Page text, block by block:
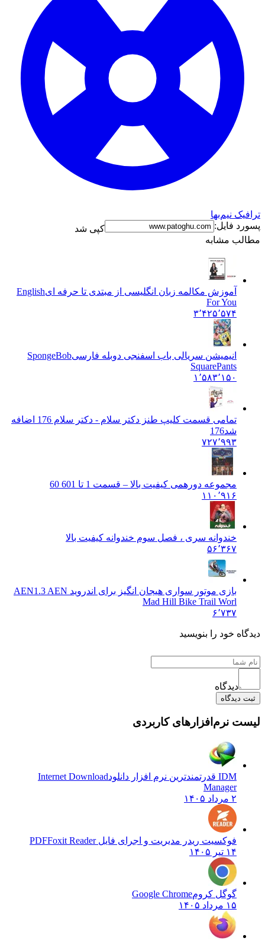
ترافیک نیم‌بها
پسورد فایل:
کپی شد
مطالب مشابه
آموزش مکالمه زبان انگلیسی از مبتدی تا حرفه ایEnglish
For You
۳٬۴۲۵٬۵۷۴
انیمیشن سریالی باب اسفنجی دوبله فارسیSpongeBob
SquarePants
۱٬۵۸۳٬۱۵۰
تمامی قسمت کلیپ طنز دکتر سلام - دکتر سلام 176 اضافه
شد176
۷۲۷٬۹۹۳
مجموعه دورهمی کیفیت بالا – قسمت 1 تا 60
1 60
۱۱۰٬۹۱۶
خندوانه سری ، فصل سوم خندوانه کیفیت بالا
۵۶٬۳۶۷
بازی موتور سواری هیجان انگیز برای اندروید AEN 1.3 AEN
Mad Hill Bike Trail Worl
۶٬۷۳۷
دیدگاه خود را بنویسید
دیدگاه
ثبت دیدگاه
لیست نرم‌افزارهای کاربردی
IDM قدرتمندترین نرم افزار دانلود
Internet Download
Manager
۲ مرداد ۱۴۰۵
فوکسیت ریدر مدیریت و اجرای فایل PDFFoxit Reader
۱۴ تیر ۱۴۰۵
گوگل کرومGoogle Chrome
۱۵ مرداد ۱۴۰۵